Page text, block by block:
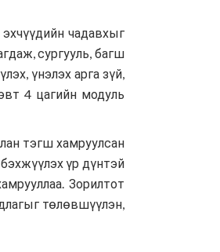
чадавхыг
сургууль, багш
үнэлэх арга зүй,
4 цагийн модуль
тэгш хамруулсан
үр дүнтэй
Зорилтот
төлөвшүүлэн,